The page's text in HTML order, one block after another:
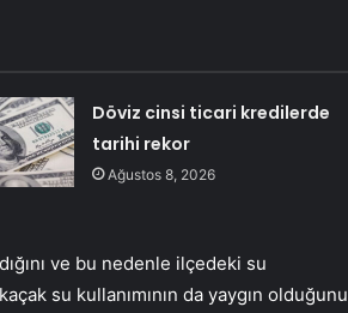
Döviz cinsi ticari kredilerde
tarihi rekor
Ağustos 8, 2026
ve bu nedenle ilçedeki su
su kullanımının da yaygın olduğunu